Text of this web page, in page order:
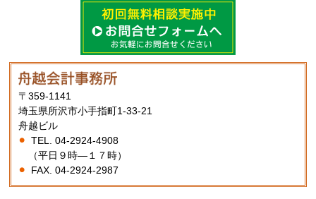
〒359-1141
埼玉県所沢市小手指町1-33-21
舟越ビル
TEL. 04-2924-4908
（平日９時―１７時）
FAX. 04-2924-2987